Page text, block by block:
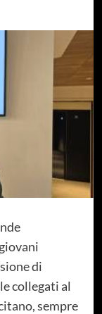
di
collegati al
sempre